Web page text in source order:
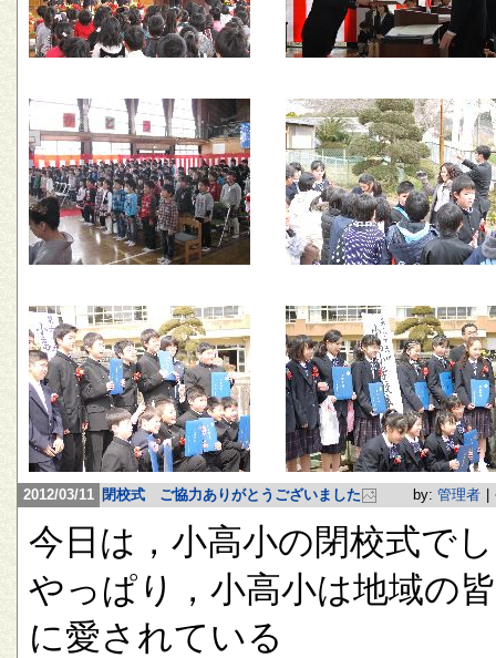
2012/03/11 閉校式 ご協力ありがとうございました by: 管理者
今日は，小高小の閉校式で
やっぱり，小高小は地域の
に愛されている